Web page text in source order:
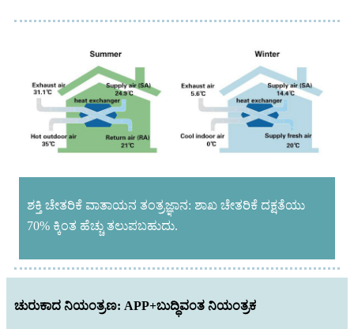
ಶಕ್ತಿ ಚೇತರಿಕೆ ವಾತಾಯನ ತಂತ್ರಜ್ಞಾನ: ಶಾಖ ಚೇತರಿಕೆ ದಕ್ಷತೆಯು
70% ಕ್ಕಿಂತ ಹೆಚ್ಚು ತಲುಪಬಹುದು.
ಚುರುಕಾದ ನಿಯಂತ್ರಣ: APP+ಬುದ್ಧಿವಂತ ನಿಯಂತ್ರಕ